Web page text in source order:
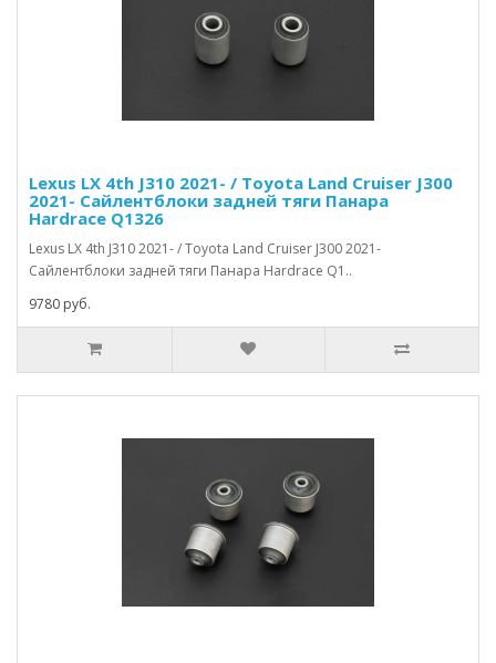
Lexus LX 4th J310 2021- / Toyota Land Cruiser J300
2021- Сайлентблоки задней тяги Панара
Hardrace Q1326
Lexus LX 4th J310 2021- / Toyota Land Cruiser J300 2021-
Сайлентблоки задней тяги Панара Hardrace Q1..
9780 руб.